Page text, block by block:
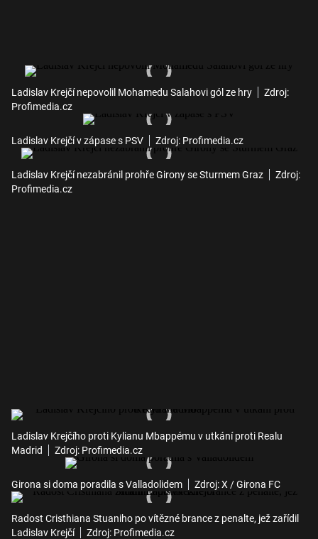
Ladislav Krejčí nepovolil Mohamedu Salahovi gól ze hry
Zdroj:
Profimedia.cz
Ladislav Krejčí v zápase s PSV Zdroj: Profimedia.cz
Ladislav Krejčí nezabránil prohře Girony se Sturmem Graz
Zdroj:
Profimedia.cz
Ladislav Krejčího proti Kylianu Mbappému v utkání proti Realu
Madrid
Zdroj: Profimedia.cz
Girona si doma poradila s Valladolidem Zdroj: X / Girona FC
Radost Cristhiana Stuaniho po vítězné brance z penalte, jež zařídil
Ladislav Krejčí
Zdroj: Profimedia.cz